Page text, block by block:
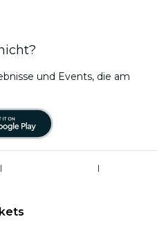
und Events, die am
|
|